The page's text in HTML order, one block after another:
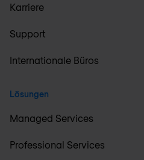
Karriere
Support
Internationale Büros
Lösungen
Managed Services
Professional Services